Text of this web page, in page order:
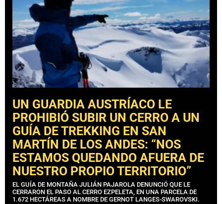
UN GUARDIA AUSTRÍACO LE
PROHIBIÓ SUBIR UN CERRO A UN
GUÍA DE TREKKING EN SAN
MARTÍN DE LOS ANDES: “NOS
ESTAMOS QUEDANDO AFUERA DE
NUESTRO PROPIO TERRITORIO”
EL GUÍA DE MONTAÑA JULIÁN PAJAROLA DENUNCIÓ QUE LE
CERRARON EL PASO AL CERRO EZPELETA, EN UNA PARCELA DE
1.672 HECTÁREAS A NOMBRE DE GERNOT LANGES-SWAROVSKI.